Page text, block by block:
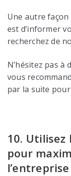
Une autre
est d’informer
recherchez de
N’hésitez pas à
vous
par la suite
10.
pour